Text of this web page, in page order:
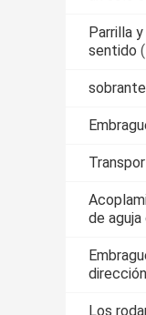
Parrilla
sentido
de
Los